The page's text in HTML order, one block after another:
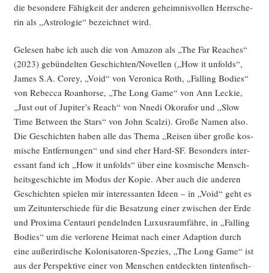
die beson­de­re Fähig­keit der ande­ren geheim­nis­vol­len Herr­sche­
rin als „Astro­lo­gie“ bezeich­net wird.
Gele­sen habe ich auch die von Ama­zon als „The Far Rea­ches“
(2023) gebün­del­ten Geschichten/Novellen („How it unfolds“,
James S.A. Corey, „Void“ von Vero­ni­ca Roth, „Fal­ling Bodies“
von Rebec­ca Roan­horse, „The Long Game“ von Ann Leckie,
„Just out of Jupiter’s Reach“ von Nne­di Oko­ra­for und „Slow
Time Bet­ween the Stars“ von John Scal­zi). Gro­ße Namen also.
Die Geschich­ten haben alle das The­ma „Rei­sen über gro­ße kos­
mi­sche Ent­fer­nun­gen“ und sind eher Hard-SF. Beson­ders inter­
es­sant fand ich „How it unfolds“ über eine kos­mi­sche Mensch­
heits­ge­schich­te im Modus der Kopie. Aber auch die ande­ren
Geschich­ten spie­len mir inter­es­san­ten Ideen – in „Void“ geht es
um Zeit­un­ter­schie­de für die Besat­zung einer zwi­schen der Erde
und Pro­xi­ma Cen­tau­ri pen­deln­den Luxus­raum­fäh­re, in „Fal­ling
Bodies“ um die ver­lo­re­ne Hei­mat nach einer Adap­ti­on durch
eine außer­ir­di­sche Kolo­ni­sa­to­ren-Spe­zi­es, „The Long Game“ ist
aus der Per­spek­ti­ve einer von Men­schen ent­deck­ten tin­ten­fisch­